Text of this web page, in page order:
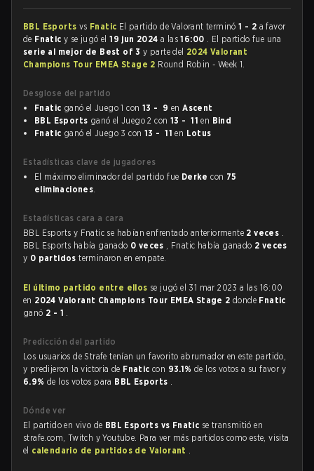
BBL Esports vs Fnatic El partido de Valorant terminó1 - 2 a favor
de Fnaticy se jugó el19 jun 2024a las16:00 . El partido fue una
serie al mejor de Best of 3y parte del 2024 Valorant
Champions Tour EMEA Stage 2 Round Robin - Week 1.
Desglose del partido
Fnatic ganó el Juego 1 con 13 - 9 enAscent
BBL Esports ganó el Juego 2 con 13 - 11 en Bind
Fnatic ganó el Juego 3 con 13 - 11 en Lotus
Estadísticas clave de jugadores
El máximo eliminador del partido fue Derke con 75
eliminaciones.
Estadísticas cara a cara
BBL Esports y Fnatic se habían enfrentado anteriormente 2 veces .
BBL Esports había ganado 0 veces , Fnatic había ganado 2 veces
y 0 partidosterminaron en empate.
El último partido entre ellos se jugó el 31 mar 2023 a las 16:00
en 2024 Valorant Champions Tour EMEA Stage 2donde Fnatic
ganó 2 - 1 .
Predicción del partido
Los usuarios de Strafe tenían un favorito abrumador en este partido,
y predijeron la victoria de Fnaticcon 93.1%de los votos a su favor y
6.9% de los votos para BBL Esports .
Dónde ver
El partido en vivo de BBL Esports vs Fnatic se transmitió en
strafe.com, Twitch y Youtube. Para ver más partidos como este, visita
el calendario de partidos de Valorant .